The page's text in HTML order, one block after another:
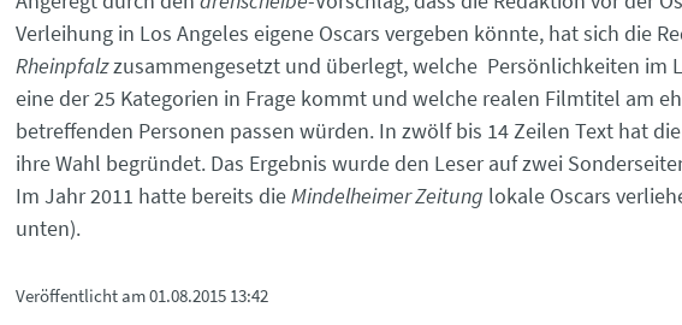
Verleihung in Los Angeles eigene Oscars vergeben könnte, hat sich die
Rheinpfalzzusammengesetzt und überlegt, welche Persönlichkeiten im
eine der 25 Kategorien in Frage kommt und welche realen Filmtitel am
betreffenden Personen passen würden. In zwölf bis 14 Zeilen Text hat
ihre Wahl begründet. Das Ergebnis wurde den Leser auf zwei
Im Jahr 2011 hatte bereits dieMindelheimer Zeitung lokale Oscars
unten).
Veröffentlicht am01.08.2015 13:42